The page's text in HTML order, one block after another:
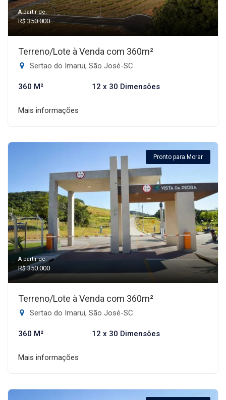
A partir de:
R$ 350.000
Terreno/Lote à Venda com 360m²
Sertao do Imarui, São José-SC
360 M² 12 x 30 Dimensões
Mais informações
Pronto para Morar
A partir de:
R$ 350.000
Terreno/Lote à Venda com 360m²
Sertao do Imarui, São José-SC
360 M² 12 x 30 Dimensões
Mais informações